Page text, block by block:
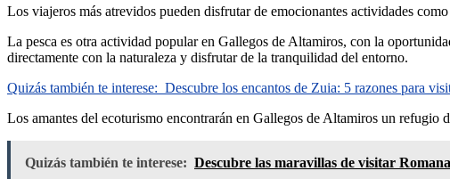
Los viajeros más atrevidos pueden disfrutar de emocionantes actividades
La pesca es otra actividad popular en Gallegos de Altamiros, con la
directamente con la naturaleza y disfrutar de la tranquilidad del entorno.
Quizás también te interese: Descubre los encantos de Zuia: 5 razones para
Los amantes del ecoturismo encontrarán en Gallegos de Altamiros un refugio
Quizás también te interese: Descubre las maravillas de visitar